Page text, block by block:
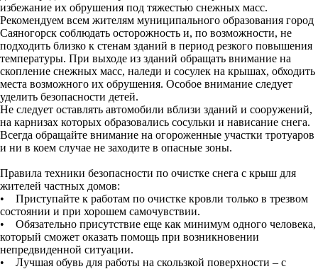
избежание их обрушения под тяжестью снежных масс.
Рекомендуем всем жителям муниципального образования город
Саяногорск соблюдать осторожность и, по возможности, не
подходить близко к стенам зданий в период резкого повышения
температуры. При выходе из зданий обращать внимание на
скопление снежных масс, наледи и сосулек на крышах, обходить
места возможного их обрушения. Особое внимание следует
уделить безопасности детей.
Не следует оставлять автомобили вблизи зданий и сооружений,
на карнизах которых образовались сосульки и нависание снега.
Всегда обращайте внимание на огороженные участки тротуаров
и ни в коем случае не заходите в опасные зоны.
Правила техники безопасности по очистке снега с крыш для
жителей частных домов:
• Приступайте к работам по очистке кровли только в трезвом
состоянии и при хорошем самочувствии.
• Обязательно присутствие еще как минимум одного человека,
который сможет оказать помощь при возникновении
непредвиденной ситуации.
• Лучшая обувь для работы на скользкой поверхности – с